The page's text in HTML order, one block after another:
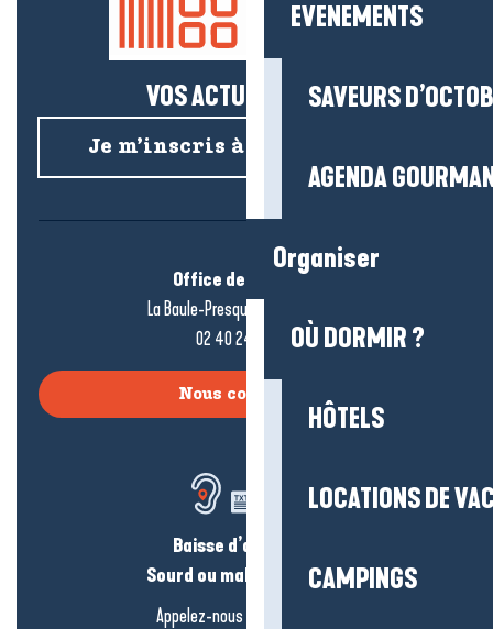
EVENEMENTS
SAVEURS
AGENDA
Organiser
OÙ DORMIR ?
HÔTELS
LOCATIONS DE
CAMPINGS
VOS ACTUS SALÉES !
Je m’inscris à la newsletter
Office de tourisme
La Baule-Presqu’île de Guérande
02 40 24 34 44
Nous contacter
Baisse d’audition ?
Sourd ou malentendant ?
Appelez-nous en